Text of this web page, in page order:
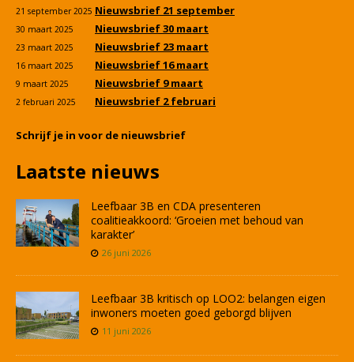
21 september 2025 Nieuwsbrief 21 september
30 maart 2025 Nieuwsbrief 30 maart
23 maart 2025 Nieuwsbrief 23 maart
16 maart 2025 Nieuwsbrief 16 maart
9 maart 2025 Nieuwsbrief 9 maart
2 februari 2025 Nieuwsbrief 2 februari
Schrijf je in voor de nieuwsbrief
Laatste nieuws
Leefbaar 3B en CDA presenteren
coalitieakkoord: ‘Groeien met behoud van
karakter’
26 juni 2026
Leefbaar 3B kritisch op LOO2: belangen eigen
inwoners moeten goed geborgd blijven
11 juni 2026